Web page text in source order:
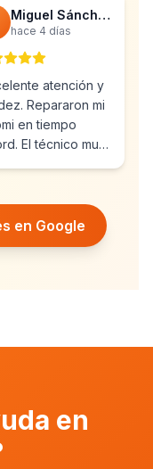
Miguel Sánchez
hace 4 días
atención y
Repararon mi
en tiempo
El técnico muy
en Google
en